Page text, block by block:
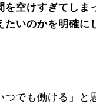
を空けすぎてしま
いのかを明確に
でも働ける」と